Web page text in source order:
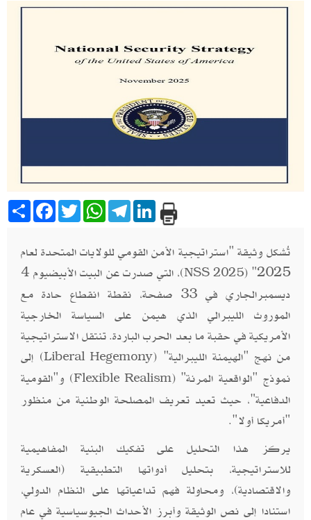
Share Facebook
TwitterWhatsAppTelegramLinkedIn
تُشكل وثيقة "استراتيجية الأمن القومي للولايات المتحدة لعام
2025" (
NSS 2025
)، التي صدرت عن البيت الأبيضيوم 4
ديسمبرالجاري في 33 صفحة، نقطة انقطاع حادة مع
الموروث الليبرالي الذي هيمن على السياسة الخارجية
الأمريكية في حقبة ما بعد الحرب الباردة. تنتقل الاستراتيجية
من نهج "الهيمنة الليبرالية" (Liberal Hegemony) إلى
نموذج "الواقعية المرنة" (Flexible Realism) و"القومية
الدفاعية"، حيث تعيد تعريف المصلحة الوطنية من منظور
"أمريكا أولا".
يركز هذا التحليل على تفكيك البنية المفاهيمية
للاستراتيجية، بتحليل أدواتها التطبيقية (العسكرية
والاقتصادية)، ومحاولة فهم تداعياتها على النظام الدولي،
استنادا إلى نص الوثيقة وأبرز الأحداث الجيوسياسية في عام